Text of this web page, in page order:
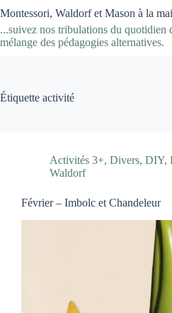
au
contenu
Montessori, Waldorf et Mason à la
...suivez nos tribulations du quotidien
mélange des pédagogies alternatives.
Étiquette activité
Activités 3+, Divers, DIY,
Waldorf
Février – Imbolc et Chandeleur